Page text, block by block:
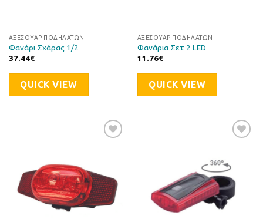
ΑΞΕΣΟΥΆΡ ΠΟΔΗΛΆΤΩΝ
Φανάρι Σχάρας 1/2
37.44€
QUICK VIEW
ΑΞΕΣΟΥΆΡ ΠΟΔΗΛΆΤΩΝ
Φανάρια Σετ 2 LED
11.76€
QUICK VIEW
Επιθυμιών